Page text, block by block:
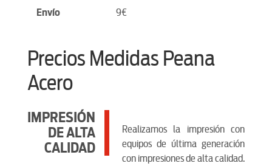
Envío
9€
Precios Medidas Peana
Acero
IMPRESIÓN
DE ALTA
CALIDAD
Realizamos la impresión con
equipos de última generación
con impresiones de alta calidad.